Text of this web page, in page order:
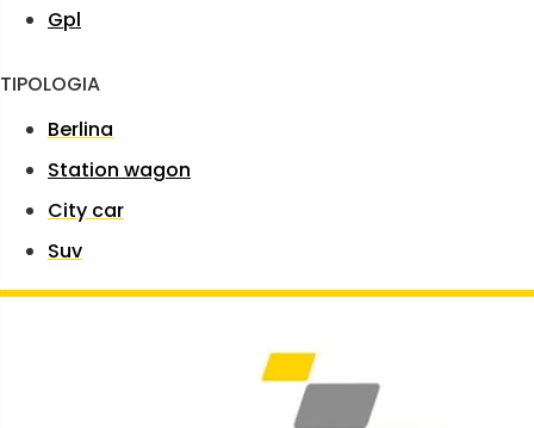
Gpl
TIPOLOGIA
Berlina
Station wagon
City car
Suv